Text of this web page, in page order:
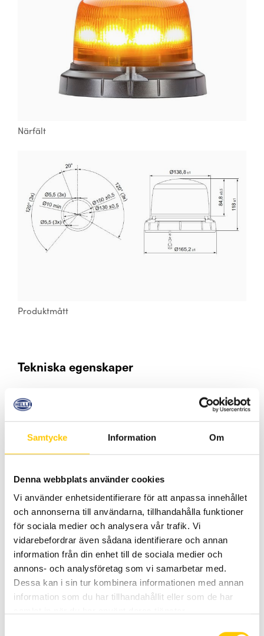
Samtycke Information Om
Denna webbplats använder cookies
Vi använder enhetsidentifierare för att anpassa innehållet
och annonserna till användarna, tillhandahålla funktioner
för sociala medier och analysera vår trafik. Vi
vidarebefordrar även sådana identifierare och annan
information från din enhet till de sociala medier och
annons- och analysföretag som vi samarbetar med.
Dessa kan i sin tur kombinera informationen med annan
information som du har tillhandahållit eller som de har
Närfält
Produktmått
Tekniska egenskaper
Egenskaper
Spänning
Effektförbrukning
Montering
Varningsfunktion
Art.nr.
2RL 014 979
10-30V 10-30V
7W 7W
Fast Stång
Roterande Roterande